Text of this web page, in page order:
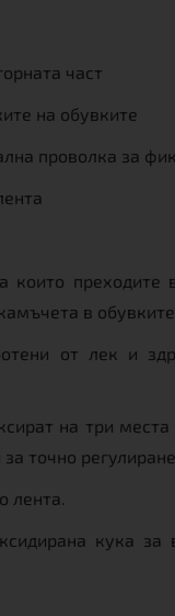
част
на обувките
проволка за
преходите
в
от лек и
на три
точно
лента.
кука за